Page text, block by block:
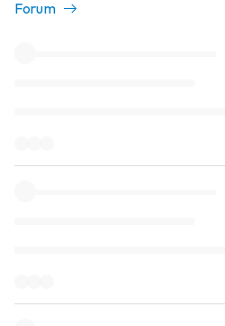
Forum